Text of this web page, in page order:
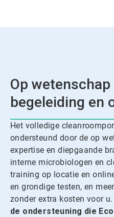
Op
begeleiding en
Het volledige
ondersteund door de op
expertise en diepgaande
interne microbiologen en
training op locatie en
en grondige testen, en
zonder extra kosten voor u.
de ondersteuning die